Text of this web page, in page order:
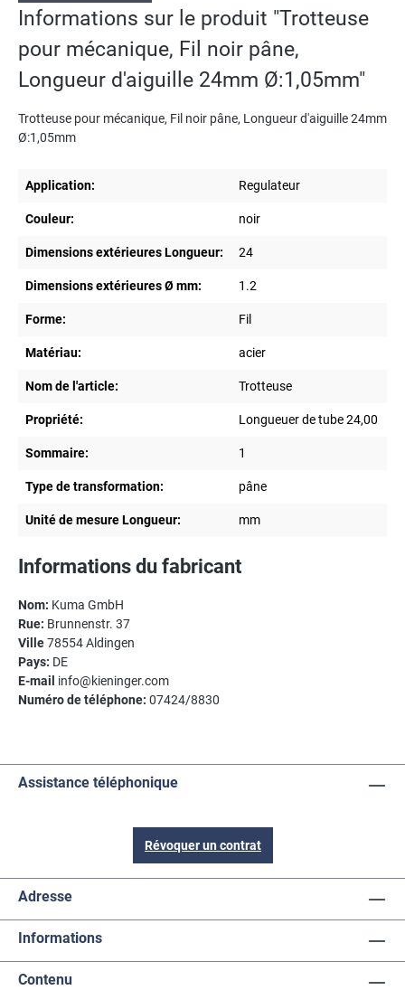
Informations sur le produit "Trotteuse
pour mécanique, Fil noir pâne,
Longueur d'aiguille 24mm Ø:1,05mm"
Trotteuse pour mécanique, Fil noir pâne, Longueur d'aiguille 24mm
Ø:1,05mm
Application: Regulateur
Couleur: noir
Dimensions extérieures Longueur: 24
Dimensions extérieures Ø mm: 1.2
Forme: Fil
Matériau: acier
Nom de l'article: Trotteuse
Propriété: Longueuer de tube 24,00
Sommaire: 1
Type de transformation: pâne
Unité de mesure Longueur: mm
Informations du fabricant
Nom: Kuma GmbH
Rue: Brunnenstr. 37
Ville78554 Aldingen
Pays: DE
E-mail info@kieninger.com
Numéro de téléphone: 07424/8830
Assistance téléphonique
Révoquer un contrat
Adresse
Informations
Contenu